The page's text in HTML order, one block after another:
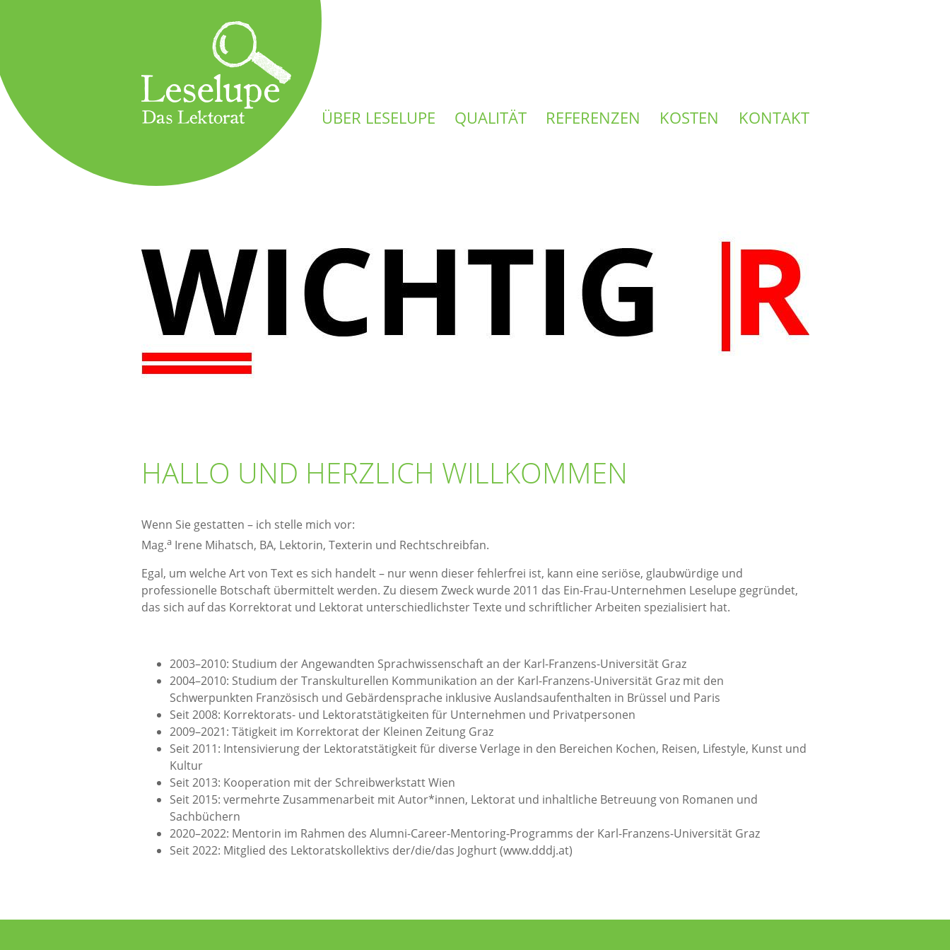
ÜBER LESELUPE QUALITÄT REFERENZEN KOSTEN KONTAKT
HALLO UND HERZLICH WILLKOMMEN
Wenn Sie gestatten – ich stelle mich vor:
Mag.aIrene Mihatsch, BA, Lektorin, Texterin und Rechtschreibfan.
Egal, um welche Art von Text es sich handelt – nur wenn dieser fehlerfrei ist, kann eine seriöse, glaubwürdige und
professionelle Botschaft übermittelt werden. Zu diesem Zweck wurde 2011 das Ein-Frau-Unternehmen Leselupe gegründet,
das sich auf das Korrektorat und Lektorat unterschiedlichster Texte und schriftlicher Arbeiten spezialisiert hat.
2003–2010: Studium der Angewandten Sprachwissenschaft an der Karl-Franzens-Universität Graz
2004–2010: Studium der Transkulturellen Kommunikation an der Karl-Franzens-Universität Graz mit den
Schwerpunkten Französisch und Gebärdensprache inklusive Auslandsaufenthalten in Brüssel und Paris
Seit 2008: Korrektorats- und Lektoratstätigkeiten für Unternehmen und Privatpersonen
2009–2021: Tätigkeit im Korrektorat der Kleinen Zeitung Graz
Seit 2011: Intensivierung der Lektoratstätigkeit für diverse Verlage in den Bereichen Kochen, Reisen, Lifestyle, Kunst und
Kultur
Seit 2013: Kooperation mit der Schreibwerkstatt Wien
Seit 2015: vermehrte Zusammenarbeit mit Autor*innen, Lektorat und inhaltliche Betreuung von Romanen und
Sachbüchern
2020–2022: Mentorin im Rahmen des Alumni-Career-Mentoring-Programms der Karl-Franzens-Universität Graz
Seit 2022: Mitglied des Lektoratskollektivs der/die/das Joghurt (www.dddj.at)